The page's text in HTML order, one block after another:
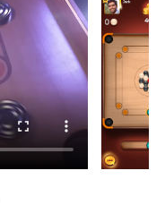
con 2 o più
E la cosa più
di
del tuo